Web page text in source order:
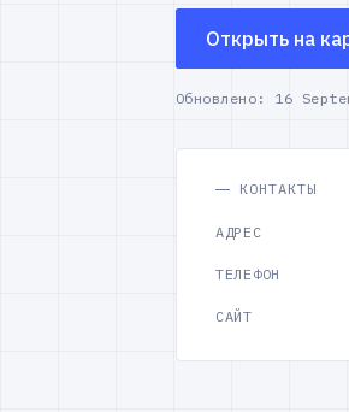
Открыть на
Обновлено: 16
КОНТАКТЫ
АДРЕС
ТЕЛЕФОН
САЙТ